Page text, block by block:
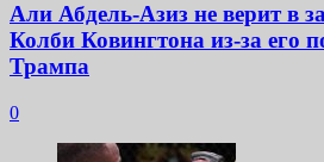
Али Абдель-Азиз не верит в
Колби Ковингтона из-за его
Трампа
0